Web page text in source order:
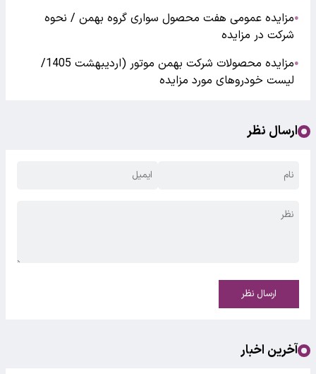
●مزایده عمومی هفت محصول سواری گروه بهمن / نحوه
شرکت در مزایده
●
مزایده محصولات شرکت بهمن موتور (اردیبهشت 1405/
لیست خودروهای مورد مزایده
ارسال نظر
ارسال نظر
آخرین اخبار